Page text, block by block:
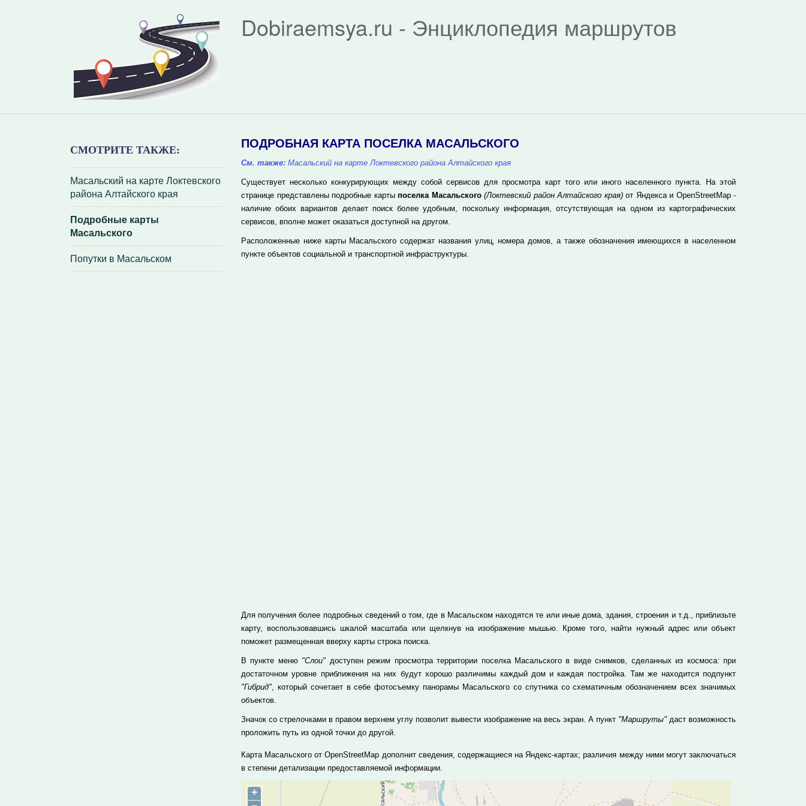
Dobiraemsya.ru - Энциклопедия маршрутов
СМОТРИТЕ ТАКЖЕ:
Масальский на карте Локтевского
района Алтайского края
Подробные карты
Масальского
Попутки в Масальском
ПОДРОБНАЯ КАРТА ПОСЕЛКА МАСАЛЬСКОГО
См. также: Масальский на карте Локтевского района Алтайского края
Существует несколько конкурирующих между собой сервисов для просмотра карт того или иного населенного пункта. На этой
странице представлены подробные карты поселка Масальского(Локтевский район Алтайского края)от Яндекса и OpenStreetMap -
наличие обоих вариантов делает поиск более удобным, поскольку информация, отсутствующая на одном из картографических
сервисов, вполне может оказаться доступной на другом.
Расположенные ниже карты Масальского содержат названия улиц, номера домов, а также обозначения имеющихся в населенном
пункте объектов социальной и транспортной инфраструктуры.
Для получения более подробных сведений о том, где в Масальском находятся те или иные дома, здания, строения и т.д., приблизьте
карту, воспользовавшись шкалой масштаба или щелкнув на изображение мышью. Кроме того, найти нужный адрес или объект
поможет размещенная вверху карты строка поиска.
В пункте меню "Слои" доступен режим просмотра территории поселка Масальского в виде снимков, сделанных из космоса: при
достаточном уровне приближения на них будут хорошо различимы каждый дом и каждая постройка. Там же находится подпункт
"Гибрид", который сочетает в себе фотосъемку панорамы Масальского со спутника со схематичным обозначением всех значимых
объектов.
Значок со стрелочками в правом верхнем углу позволит вывести изображение на весь экран. А пункт "Маршруты"даст возможность
проложить путь из одной точки до другой.
Карта Масальского от OpenStreetMap дополнит сведения, содержащиеся на Яндекс-картах; различия между ними могут заключаться
в степени детализации предоставляемой информации.
+